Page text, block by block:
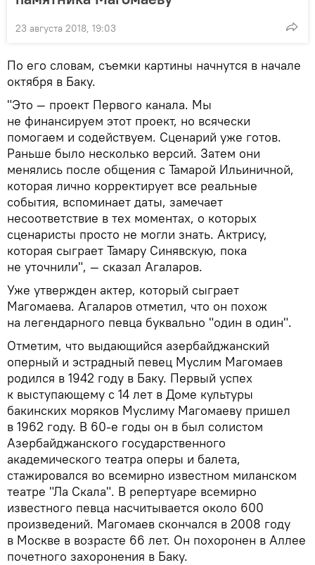
23 августа 2018, 19:03
По его словам, съемки картины начнутся в начале
октября в Баку.
"Это — проект Первого канала. Мы
не финансируем этот проект, но всячески
помогаем и содействуем. Сценарий уже готов.
Раньше было несколько версий. Затем они
менялись после общения с Тамарой Ильиничной,
которая лично корректирует все реальные
события, вспоминает даты, замечает
несоответствие в тех моментах, о которых
сценаристы просто не могли знать. Актрису,
которая сыграет Тамару Синявскую, пока
не уточнили", — сказал Агаларов.
Уже утвержден актер, который сыграет
Магомаева. Агаларов отметил, что он похож
на легендарного певца буквально "один в один".
Отметим, что выдающийся азербайджанский
оперный и эстрадный певец Муслим Магомаев
родился в 1942 году в Баку. Первый успех
к выступающему с 14 лет в Доме культуры
бакинских моряков Муслиму Магомаеву пришел
в 1962 году. В 60-е годы он в был солистом
Азербайджанского государственного
академического театра оперы и балета,
стажировался во всемирно известном миланском
театре "Ла Скала". В репертуаре всемирно
известного певца насчитывается около 600
произведений. Магомаев скончался в 2008 году
в Москве в возрасте 66 лет. Он похоронен в Аллее
почетного захоронения в Баку.